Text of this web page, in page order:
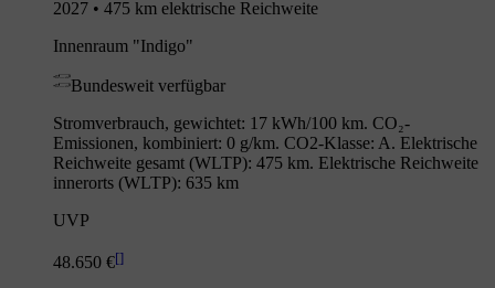
2027 • 475 km elektrische Reichweite
Innenraum "Indigo"
Bundesweit verfügbar
Stromverbrauch, gewichtet: 17 kWh/100 km. CO₂-
Emissionen, kombiniert: 0 g/km. CO2-Klasse: A. Elektrische
Reichweite gesamt (WLTP): 475 km. Elektrische Reichweite
innerorts (WLTP): 635 km
UVP
48.650 €[]